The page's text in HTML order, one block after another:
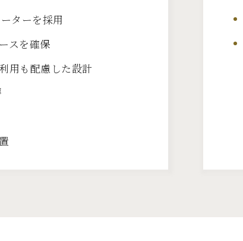
ターを採用
スを確保
用も配慮した設計